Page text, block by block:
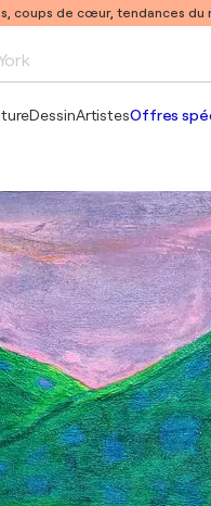
coups de cœur, tendances du
Picasso
DessinArtistesOffres